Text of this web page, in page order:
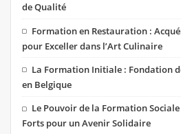
de Qualité
Formation en Restauration :
pour Exceller dans l’Art Culinaire
La Formation Initiale : Fondation
en Belgique
Le Pouvoir de la Formation
Forts pour un Avenir Solidaire